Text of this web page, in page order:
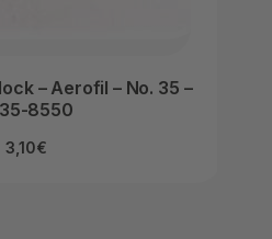
– Aerofil – No. 35 –
8550
3,10€